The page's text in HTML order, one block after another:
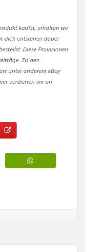
kaufst, erhalten wir
dich entstehen dabei
Diese Provisionen
Zu den
unter anderem eBay
verdienen wir an